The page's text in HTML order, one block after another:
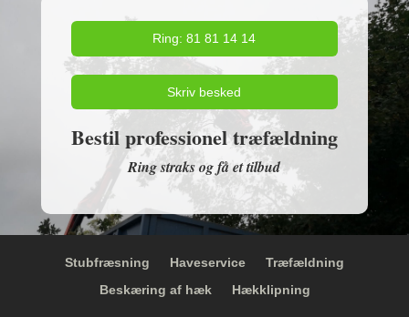
Ring: 81 81 14 14
Skriv besked
Bestil professionel træfældning
Ring straks og få et tilbud
Stubfræsning Haveservice
Træfældning
Beskæring af hæk
Hækklipning